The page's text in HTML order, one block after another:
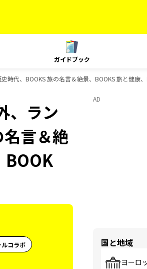
ガイドブック
代、BOOKS 旅の名言＆絶景、BOOKS 旅と健康
、ラン
言＆絶
BOOK
コラボ
AD
国と地域
ヨーロ